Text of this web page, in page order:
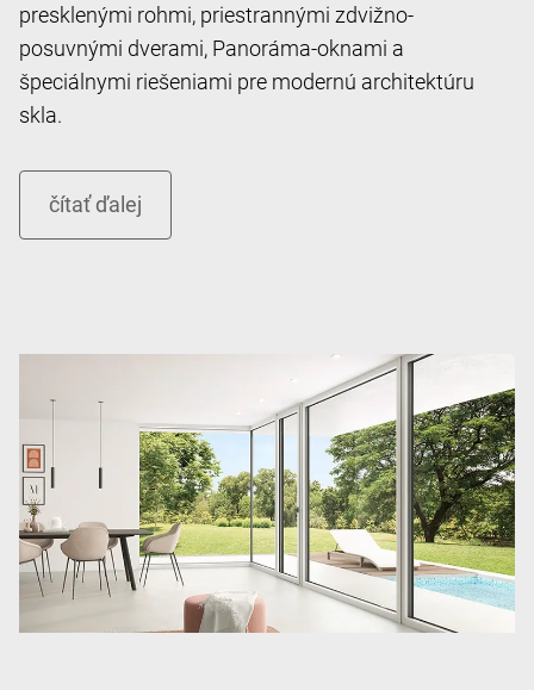
presklenými rohmi, priestrannými zdvižno-
posuvnými dverami, Panoráma-oknami a
špeciálnymi riešeniami pre modernú architektúru
skla.